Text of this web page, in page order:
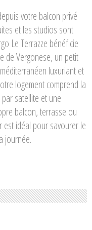
votre balcon privé
et les studios sont
Le Terrazze bénéficie
de Vergonese, un petit
luxuriant et
logement comprend la
satellite et une
balcon, terrasse ou
est idéal pour savourer le
journée.